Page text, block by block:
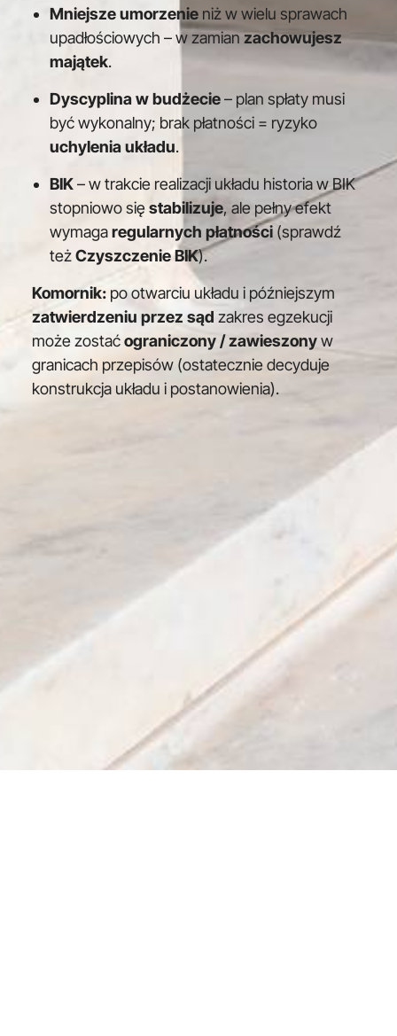
Mniejsze umorzenie niż w wielu sprawach
upadłościowych – w zamianzachowujesz
majątek.
Dyscyplina w budżecie– plan spłaty musi
być wykonalny; brak płatności = ryzyko
uchylenia układu.
BIK– w trakcie realizacji układu historia w BIK
stopniowo sięstabilizuje, ale pełny efekt
wymagaregularnych płatności (sprawdź
teżCzyszczenie BIK).
Komornik: po otwarciu układu i późniejszym
zatwierdzeniu przez sąd zakres egzekucji
może zostaćograniczony / zawieszonyw
granicach przepisów (ostatecznie decyduje
konstrukcja układu i postanowienia).